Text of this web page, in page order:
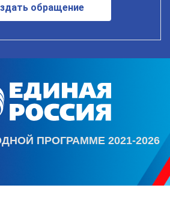
обращение
ПРОГРАММЕ 2021-2026